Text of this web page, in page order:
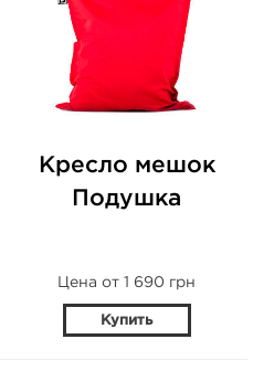
Кресло мешок
Подушка
Цена от 1 690 грн
Купить